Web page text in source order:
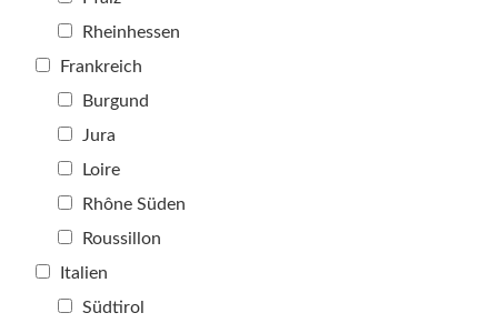
Rheinhessen
Frankreich
Burgund
Jura
Loire
Rhône Süden
Roussillon
Italien
Südtirol